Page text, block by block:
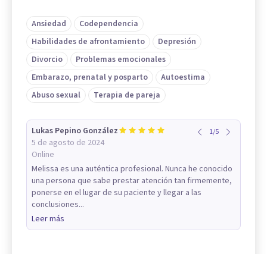
Ansiedad
Codependencia
Habilidades de afrontamiento
Depresión
Divorcio
Problemas emocionales
Embarazo, prenatal y posparto
Autoestima
Abuso sexual
Terapia de pareja
Lukas Pepino González
5 de agosto de 2024
Online
1/5
Melissa es una auténtica profesional. Nunca he conocido
una persona que sabe prestar atención tan firmemente,
ponerse en el lugar de su paciente y llegar a las
conclusiones...
Leer más